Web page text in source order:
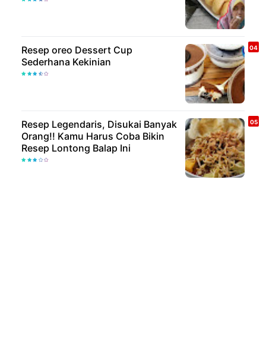
Resep oreo Dessert Cup
Sederhana Kekinian
Resep Legendaris, Disukai Banyak
Orang!! Kamu Harus Coba Bikin
Resep Lontong Balap Ini